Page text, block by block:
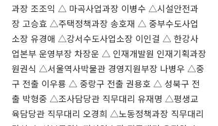
과장 조조익 △ 마곡사업과장 이병수 △시설안전과
장 고승효 △주택정책과장 송호재 △ 중부수도사업
소장 유경애 △강서수도사업소장 이인걸 △ 한강사
업본부 운영부장 차장운 △ 인재개발원 인재기획과장
원권식 △서울역사박물관 경영지원부장 나병우 △중
구 전출 이우룡 △ 중랑구 전출 권용호 △ 성북구 전
출 박형중 △조사담당관 직무대리 유재명 △평생교
육담당관 직무대리 오경희 △노동정책과장 직무대리